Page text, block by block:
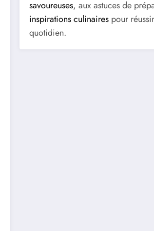
savoureuses, aux astuces de
inspirations culinaires pour
quotidien.